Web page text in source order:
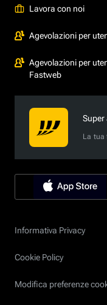
Lavora con noi
Agevolazioni per
Agevolazioni per
Fastweb
Super
La tua
Informativa Privacy
Cookie Policy
Modifica preferenze